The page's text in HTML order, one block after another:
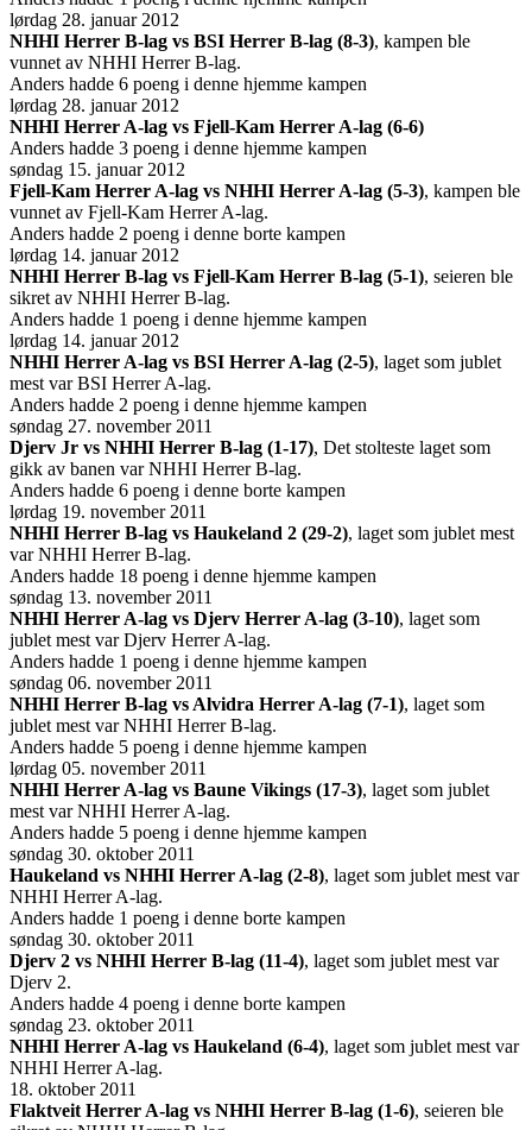
lørdag 28. januar 2012
NHHI Herrer B-lag vs BSI Herrer B-lag (8-3), kampen ble
vunnet av NHHI Herrer B-lag.
Anders hadde 6 poeng i denne hjemme kampen
lørdag 28. januar 2012
NHHI Herrer A-lag vs Fjell-Kam Herrer A-lag (6-6)
Anders hadde 3 poeng i denne hjemme kampen
søndag 15. januar 2012
Fjell-Kam Herrer A-lag vs NHHI Herrer A-lag (5-3), kampen ble
vunnet av Fjell-Kam Herrer A-lag.
Anders hadde 2 poeng i denne borte kampen
lørdag 14. januar 2012
NHHI Herrer B-lag vs Fjell-Kam Herrer B-lag (5-1), seieren ble
sikret av NHHI Herrer B-lag.
Anders hadde 1 poeng i denne hjemme kampen
lørdag 14. januar 2012
NHHI Herrer A-lag vs BSI Herrer A-lag (2-5), laget som jublet
mest var BSI Herrer A-lag.
Anders hadde 2 poeng i denne hjemme kampen
søndag 27. november 2011
Djerv Jr vs NHHI Herrer B-lag (1-17), Det stolteste laget som
gikk av banen var NHHI Herrer B-lag.
Anders hadde 6 poeng i denne borte kampen
lørdag 19. november 2011
NHHI Herrer B-lag vs Haukeland 2 (29-2), laget som jublet mest
var NHHI Herrer B-lag.
Anders hadde 18 poeng i denne hjemme kampen
søndag 13. november 2011
NHHI Herrer A-lag vs Djerv Herrer A-lag (3-10), laget som
jublet mest var Djerv Herrer A-lag.
Anders hadde 1 poeng i denne hjemme kampen
søndag 06. november 2011
NHHI Herrer B-lag vs Alvidra Herrer A-lag (7-1), laget som
jublet mest var NHHI Herrer B-lag.
Anders hadde 5 poeng i denne hjemme kampen
lørdag 05. november 2011
NHHI Herrer A-lag vs Baune Vikings (17-3), laget som jublet
mest var NHHI Herrer A-lag.
Anders hadde 5 poeng i denne hjemme kampen
søndag 30. oktober 2011
Haukeland vs NHHI Herrer A-lag (2-8), laget som jublet mest var
NHHI Herrer A-lag.
Anders hadde 1 poeng i denne borte kampen
søndag 30. oktober 2011
Djerv 2 vs NHHI Herrer B-lag (11-4), laget som jublet mest var
Djerv 2.
Anders hadde 4 poeng i denne borte kampen
søndag 23. oktober 2011
NHHI Herrer A-lag vs Haukeland (6-4), laget som jublet mest var
NHHI Herrer A-lag.
18. oktober 2011
Flaktveit Herrer A-lag vs NHHI Herrer B-lag (1-6), seieren ble